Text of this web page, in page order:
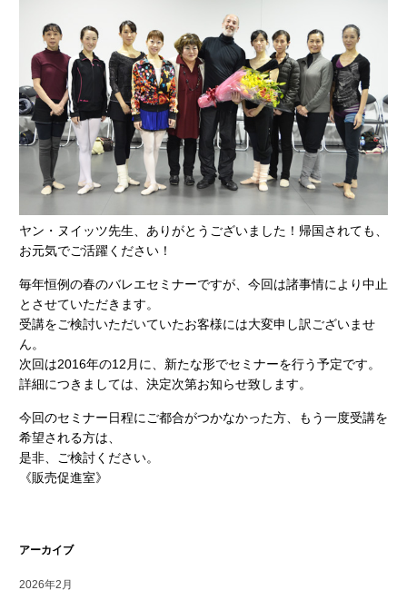
ヤン・ヌイッツ先生、ありがとうございました！帰国されても、
お元気でご活躍ください！
毎年恒例の春のバレエセミナーですが、今回は諸事情により中止
とさせていただきます。
受講をご検討いただいていたお客様には大変申し訳ございませ
ん。
次回は2016年の12月に、新たな形でセミナーを行う予定です。
詳細につきましては、決定次第お知らせ致します。
今回のセミナー日程にご都合がつかなかった方、もう一度受講を
希望される方は、
是非、ご検討ください。
《販売促進室》
アーカイブ
2026年2月